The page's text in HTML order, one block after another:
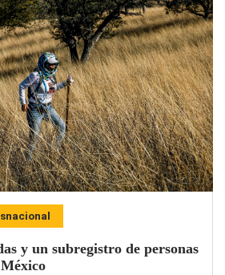
y un subregistro de personas